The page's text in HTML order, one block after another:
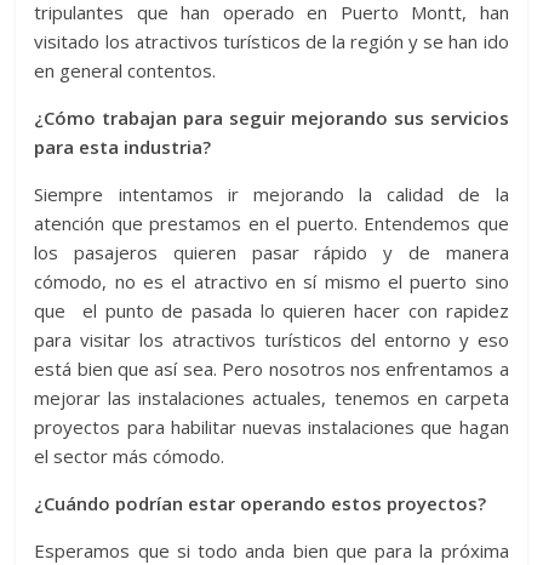
tripulantes que han operado en Puerto Montt, han
visitado los atractivos turísticos de la región y se han ido
en general contentos.
¿Cómo trabajan para seguir mejorando sus servicios
para esta industria?
Siempre intentamos ir mejorando la calidad de la
atención que prestamos en el puerto. Entendemos que
los pasajeros quieren pasar rápido y de manera
cómodo, no es el atractivo en sí mismo el puerto sino
que el punto de pasada lo quieren hacer con rapidez
para visitar los atractivos turísticos del entorno y eso
está bien que así sea. Pero nosotros nos enfrentamos a
mejorar las instalaciones actuales, tenemos en carpeta
proyectos para habilitar nuevas instalaciones que hagan
el sector más cómodo.
¿Cuándo podrían estar operando estos proyectos?
Esperamos que si todo anda bien que para la próxima